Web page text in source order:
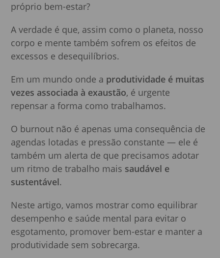
próprio bem-estar?
A verdade é que, assim como o planeta, nosso
corpo e mente também sofrem os efeitos de
excessos e desequilíbrios.
Em um mundo onde a produtividade é muitas
vezes associada à exaustão, é urgente
repensar a forma como trabalhamos.
O burnout não é apenas uma consequência de
agendas lotadas e pressão constante — ele é
também um alerta de que precisamos adotar
um ritmo de trabalho mais saudável e
sustentável.
Neste artigo, vamos mostrar como equilibrar
desempenho e saúde mental para evitar o
esgotamento, promover bem-estar e manter a
produtividade sem sobrecarga.